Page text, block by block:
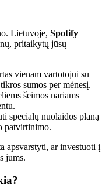
Lietuvoje, Spotify
pritaikytų jūsų
vienam vartotojui su
sumos per mėnesį.
šeimos nariams
specialų nuolaidos planą
patvirtinimo.
apsvarstyti, ar investuoti į
jums.